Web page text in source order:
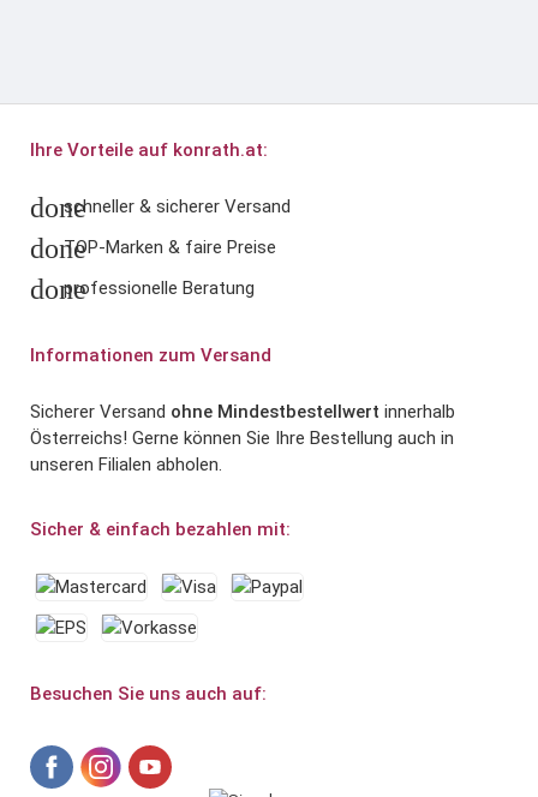
Ihre Vorteile auf konrath.at:
doneschneller & sicherer Versand
doneTOP-Marken & faire Preise
doneprofessionelle Beratung
Informationen zum Versand
Sicherer Versand ohne Mindestbestellwert innerhalb
Österreichs! Gerne können Sie Ihre Bestellung auch in
unseren Filialen abholen.
Sicher & einfach bezahlen mit:
Besuchen Sie uns auch auf: